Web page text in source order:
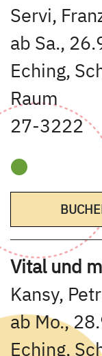
Servi,
ab Sa.,
Eching,
Raum
27-3222
Vital und
Kansy,
ab Mo.,
Eching,